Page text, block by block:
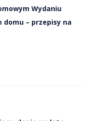
Wydaniu
– przepisy na